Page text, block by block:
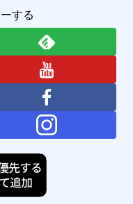
する